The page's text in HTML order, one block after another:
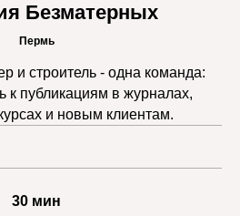
Безматерных
Пермь
и строитель - одна команда:
к публикациям в журналах,
и новым клиентам.
30 мин